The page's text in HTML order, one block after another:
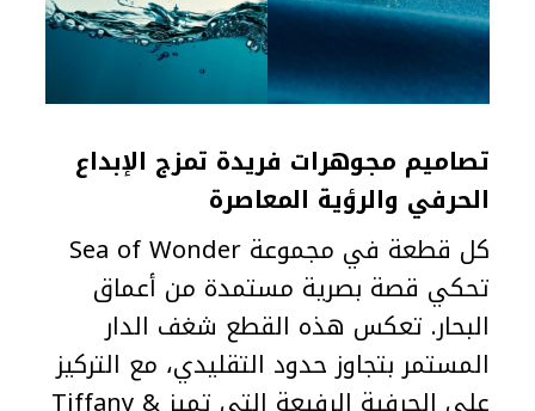
تصاميم مجوهرات فريدة تمزج الإبداع
الحرفي والرؤية المعاصرة
كل قطعة في مجموعة Sea of Wonder
تحكي قصة بصرية مستمدة من أعماق
البحار. تعكس هذه القطع شغف الدار
المستمر بتجاوز حدود التقليدي، مع التركيز